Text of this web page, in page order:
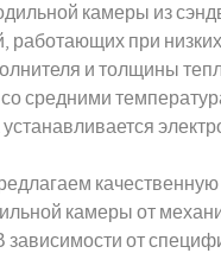
камеры из
при
и толщины
средними
камеры от
от